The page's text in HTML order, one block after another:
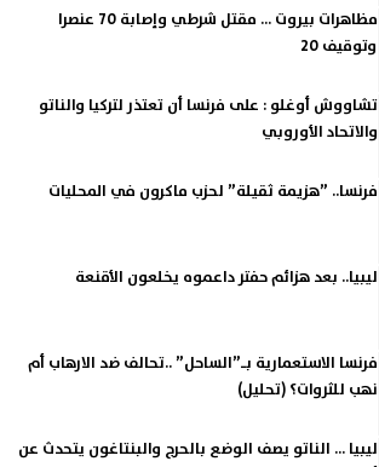
مظاهرات بيروت ... مقتل شرطي وإصابة 70 عنصرا
وتوقيف 20
تشاووش أوغلو : على فرنسا أن تعتذر لتركيا والناتو
والاتحاد الأوروبي
فرنسا.. ”هزيمة ثقيلة” لحزب ماكرون في المحليات
ليبيا.. بعد هزائم حفتر داعموه يخلعون الأقنعة
فرنسا الاستعمارية بـ”الساحل” ..تحالف ضد الارهاب أم
نهب للثروات؟ (تحليل)
ليبيا ... الناتو يصف الوضع بالحرج والبنتاغون يتحدث عن